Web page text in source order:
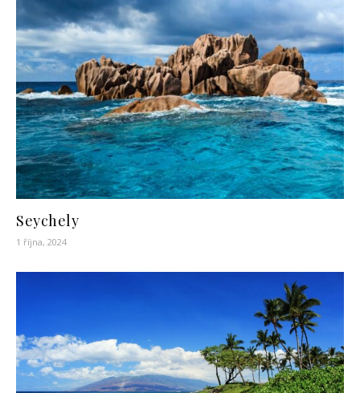
Seychely
1 října, 2024